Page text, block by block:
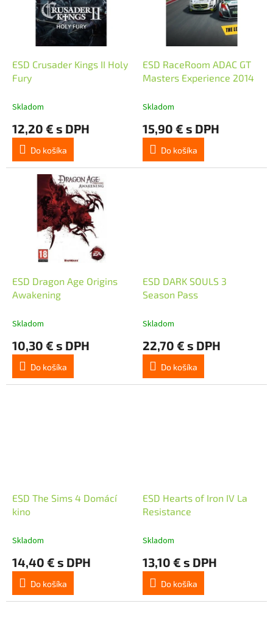
ESD Crusader Kings II Holy
Fury
Skladom
12,20 € s DPH
Do košíka
ESD RaceRoom ADAC GT
Masters Experience 2014
Skladom
15,90 € s DPH
Do košíka
ESD Dragon Age Origins
Awakening
Skladom
10,30 € s DPH
Do košíka
ESD DARK SOULS 3
Season Pass
Skladom
22,70 € s DPH
Do košíka
ESD The Sims 4 Domácí
kino
Skladom
14,40 € s DPH
Do košíka
ESD Hearts of Iron IV La
Resistance
Skladom
13,10 € s DPH
Do košíka